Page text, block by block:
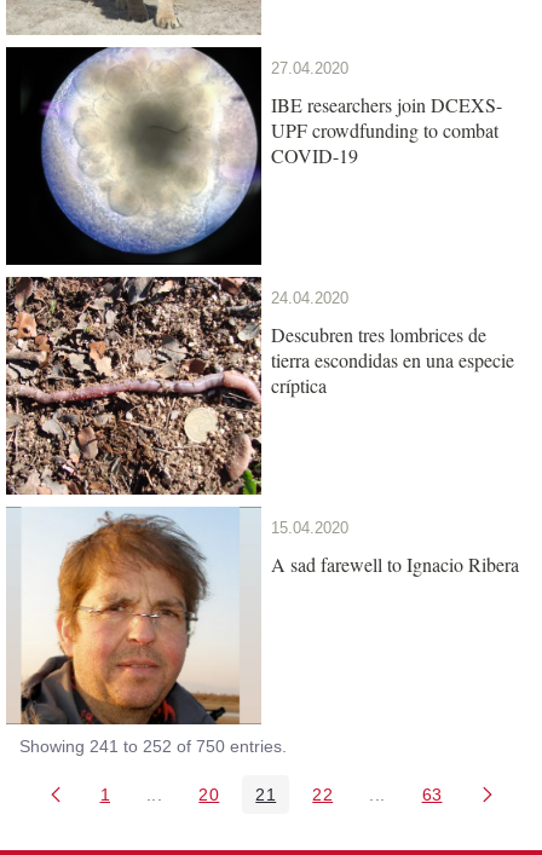
27.04.2020
IBE researchers join DCEXS-
UPF crowdfunding to combat
COVID-19
24.04.2020
Descubren tres lombrices de
tierra escondidas en una especie
críptica
15.04.2020
A sad farewell to Ignacio Ribera
Showing 241 to 252 of 750 entries.
Page
1 Intermediate Pages Use TAB to navigate.
Page
20 Page
21 Page
22 Intermediate Pages
Page
63